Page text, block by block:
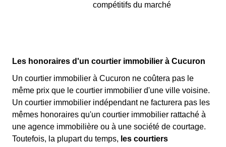
compétitifs du marché
Les honoraires d'un courtier immobilier à Cucuron
Un courtier immobilier à Cucuron ne coûtera pas le
même prix que le courtier immobilier d'une ville voisine.
Un courtier immobilier indépendant ne facturera pas les
mêmes honoraires qu'un courtier immobilier rattaché à
une agence immobilière ou à une société de courtage.
Toutefois, la plupart du temps, les courtiers